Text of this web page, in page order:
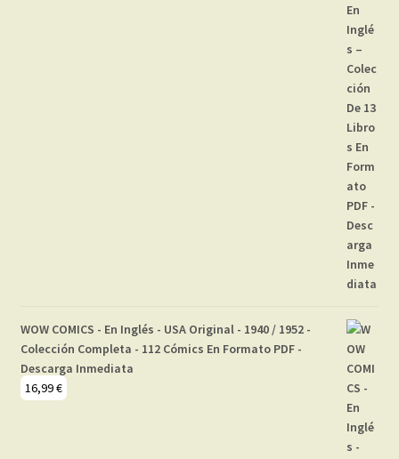
WOW COMICS - En Inglés - USA Original - 1940 / 1952 -
Colección Completa - 112 Cómics En Formato PDF -
Descarga Inmediata
16,99€